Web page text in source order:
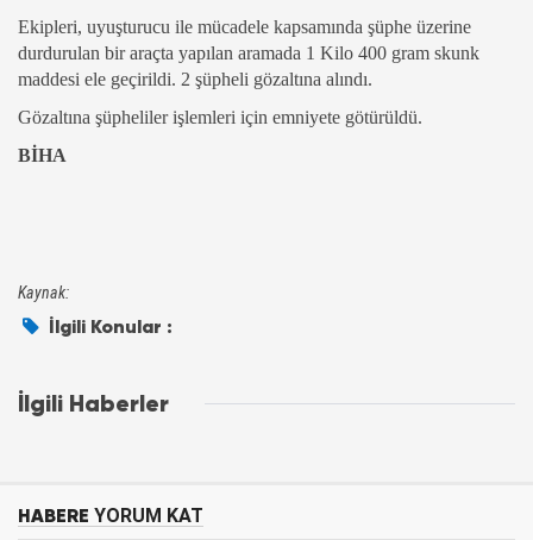
Ekipleri, uyuşturucu ile mücadele kapsamında şüphe üzerine
durdurulan bir araçta yapılan aramada 1 Kilo 400 gram skunk
maddesi ele geçirildi. 2 şüpheli gözaltına alındı.
Gözaltına şüpheliler işlemleri için emniyete götürüldü.
BİHA
Kaynak:
İlgili Konular :
İlgili Haberler
HABERE YORUM KAT